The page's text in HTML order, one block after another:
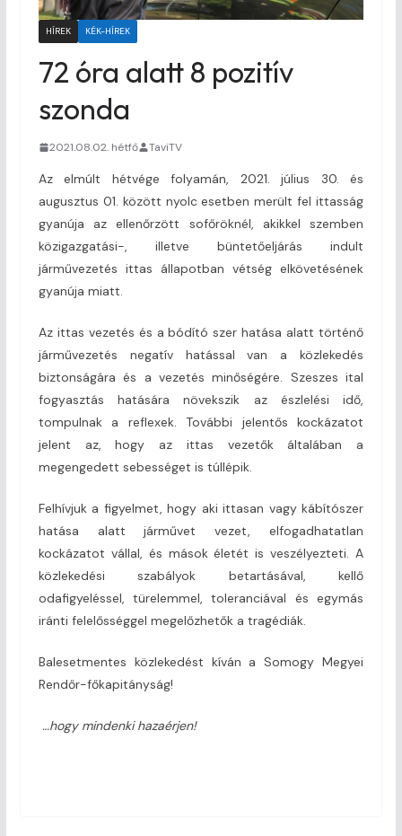
HÍREK KÉK-HÍREK
72 óra alatt 8 pozitív
szonda
2021.08.02. hétfő TaviTV
Az elmúlt hétvége folyamán, 2021. július 30. és
augusztus 01. között nyolc esetben merült fel ittasság
gyanúja az ellenőrzött sofőröknél, akikkel szemben
közigazgatási-, illetve büntetőeljárás indult
járművezetés ittas állapotban vétség elkövetésének
gyanúja miatt.
Az ittas vezetés és a bódító szer hatása alatt történő
járművezetés negatív hatással van a közlekedés
biztonságára és a vezetés minőségére. Szeszes ital
fogyasztás hatására növekszik az észlelési idő,
tompulnak a reflexek. További jelentős kockázatot
jelent az, hogy az ittas vezetők általában a
megengedett sebességet is túllépik.
Felhívjuk a figyelmet, hogy aki ittasan vagy kábítószer
hatása alatt járművet vezet, elfogadhatatlan
kockázatot vállal, és mások életét is veszélyezteti. A
közlekedési szabályok betartásával, kellő
odafigyeléssel, türelemmel, toleranciával és egymás
iránti felelősséggel megelőzhetők a tragédiák.
Balesetmentes közlekedést kíván a Somogy Megyei
Rendőr-főkapitányság!
…hogy mindenki hazaérjen!